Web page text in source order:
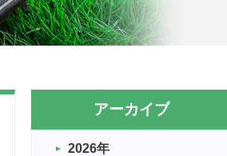
アーカイブ
2026年